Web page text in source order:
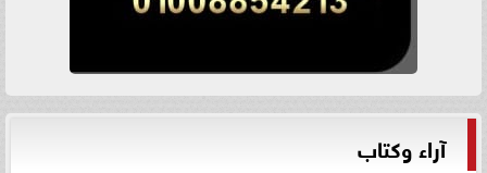
آراء وكتاب